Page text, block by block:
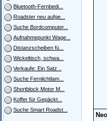
Bluetooth-Fernbedi...
Roadster neu aufge...
Suche Bordcomputer...
Aufnahmepunkt Wage...
Distanzscheiben fü...
Wickeltisch, schwa...
Verkaufe: Ein Satz...
Suche Fernlichtlam...
Shortblock Motor M...
Koffer für Gepäckt...
Suche Smart Roadst...